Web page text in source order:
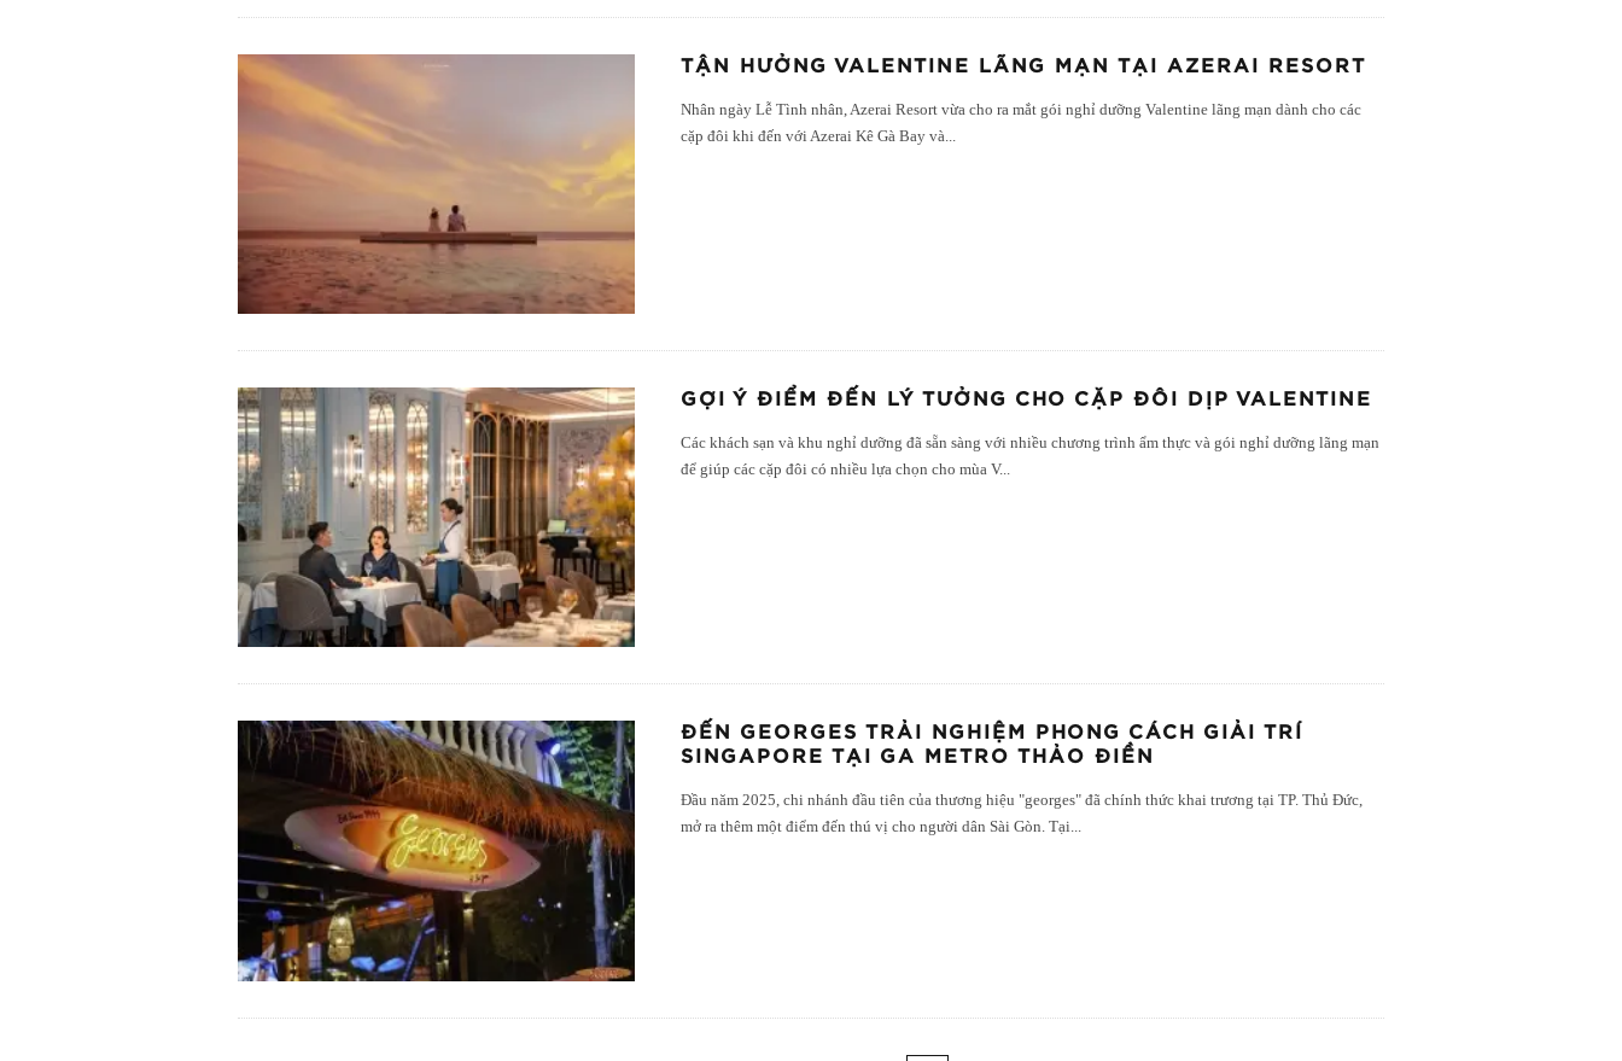
TẬN HƯỞNG VALENTINE LÃNG MẠN TẠI AZERAI RESORT
Nhân ngày Lễ Tình nhân, Azerai Resort vừa cho ra mắt gói nghỉ dưỡng Valentine lãng mạn dành cho các
cặp đôi khi đến với Azerai Kê Gà Bay và
GỢI Ý ĐIỂM ĐẾN LÝ TƯỞNG CHO CẶP ĐÔI DỊP VALENTINE
Các khách sạn và khu nghỉ dưỡng đã sẵn sàng với nhiều chương trình ẩm thực và gói nghỉ dưỡng lãng mạn
để giúp các cặp đôi có nhiều lựa chọn cho mùa V...
ĐẾN GEORGES TRẢI NGHIỆM PHONG CÁCH GIẢI TRÍ
SINGAPORE TẠI GA METRO THẢO ĐIỀN
Đầu năm 2025, chi nhánh đầu tiên của thương hiệu "georges" đã chính thức khai trương tại TP. Thủ Đức,
mở ra thêm một điểm đến thú vị cho người dân Sài Gòn. Tại...